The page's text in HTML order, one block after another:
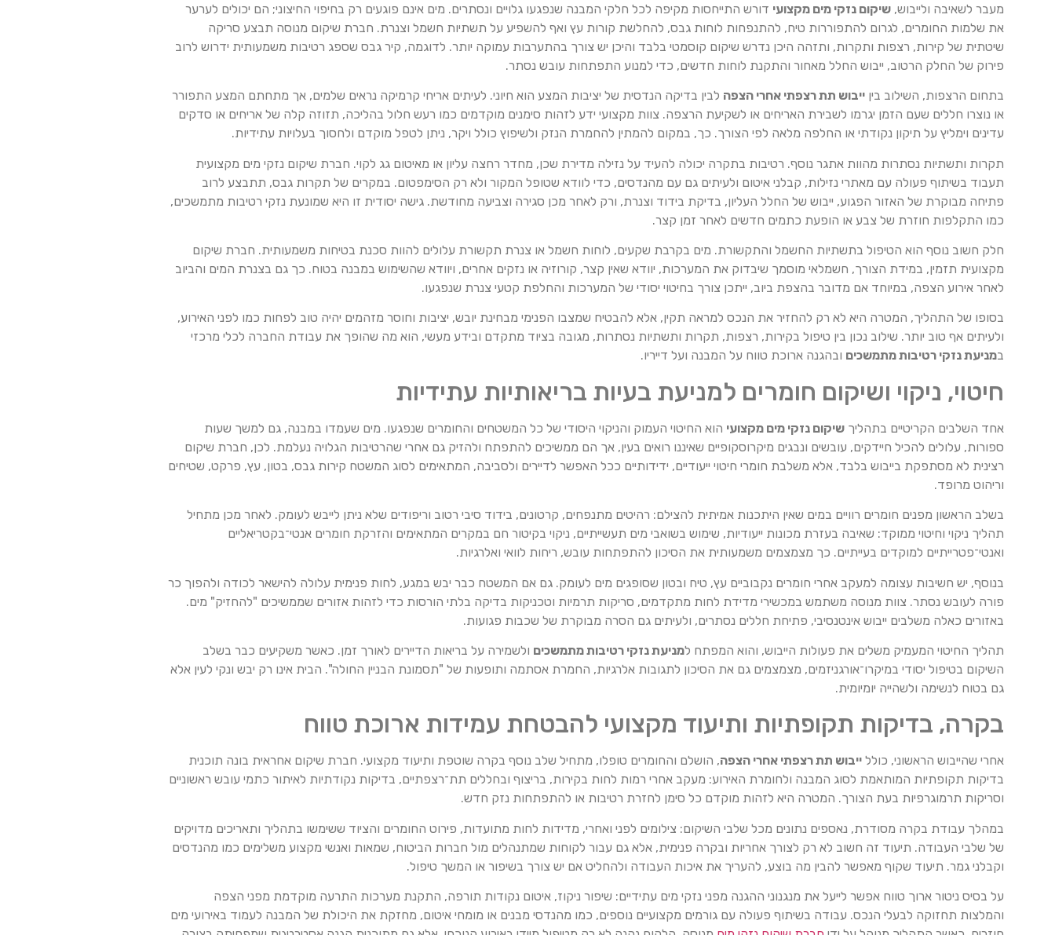
מעבר לשאיבה ולייבוש, שיקום נזקי מים מקצועי דורש התייחסות מקיפה לכל חלקי המבנה שנפגעו גלויים ונסתרים. מים אינם פוגעים רק בחיפוי החיצוני; הם יכולים לערער
את שלמות החומרים, לגרום להתפוררות טיח, להתנפחות לוחות גבס, להחלשת קורות עץ ואף להשפיע על תשתיות חשמל וצנרת. חברת שיקום מנוסה תבצע סריקה
שיטתית של קירות, רצפות ותקרות, ותזהה היכן נדרש שיקום קוסמטי בלבד והיכן יש צורך בהתערבות עמוקה יותר. לדוגמה, קיר גבס שספג רטיבות משמעותית ידרוש לרוב
פירוק של החלק הרטוב, ייבוש החלל מאחור והתקנת לוחות חדשים, כדי למנוע התפתחות עובש נסתר.
בתחום הרצפות, השילוב בין ייבוש תת רצפתי אחרי הצפה לבין בדיקה הנדסית של יציבות המצע הוא חיוני. לעיתים אריחי קרמיקה נראים שלמים, אך מתחתם המצע התפורר
או נוצרו חללים שעם הזמן יגרמו לשבירת האריחים או לשקיעת הרצפה. צוות מקצועי ידע לזהות סימנים מוקדמים כמו רעש חלול בהליכה, תזוזה קלה של אריחים או סדקים
עדינים וימליץ על תיקון נקודתי או החלפה מלאה לפי הצורך. כך, במקום להמתין להחמרת הנזק ולשיפוץ כולל ויקר, ניתן לטפל מוקדם ולחסוך בעלויות עתידיות.
תקרות ותשתיות נסתרות מהוות אתגר נוסף. רטיבות בתקרה יכולה להעיד על נזילה מדירת שכן, מחדר רחצה עליון או מאיטום גג לקוי. חברת שיקום נזקי מים מקצועית
תעבוד בשיתוף פעולה עם מאתרי נזילות, קבלני איטום ולעיתים גם עם מהנדסים, כדי לוודא שטופל המקור ולא רק הסימפטום. במקרים של תקרות גבס, תתבצע לרוב
פתיחה מבוקרת של האזור הפגוע, ייבוש של החלל העליון, בדיקת בידוד וצנרת, ורק לאחר מכן סגירה וצביעה מחודשת. גישה יסודית זו היא שמונעת נזקי רטיבות מתמשכים,
כמו התקלפות חוזרת של צבע או הופעת כתמים חדשים לאחר זמן קצר.
חלק חשוב נוסף הוא הטיפול בתשתיות החשמל והתקשורת. מים בקרבת שקעים, לוחות חשמל או צנרת תקשורת עלולים להוות סכנת בטיחות משמעותית. חברת שיקום
מקצועית תזמין, במידת הצורך, חשמלאי מוסמך שיבדוק את המערכות, יוודא שאין קצר, קורוזיה או נזקים אחרים, ויוודא שהשימוש במבנה בטוח. כך גם בצנרת המים והביוב
לאחר אירוע הצפה, במיוחד אם מדובר בהצפת ביוב, ייתכן צורך בחיטוי יסודי של המערכות והחלפת קטעי צנרת שנפגעו.
בסופו של התהליך, המטרה היא לא רק להחזיר את הנכס למראה תקין, אלא להבטיח שמצבו הפנימי מבחינת יובש, יציבות וחוסר מזהמים יהיה טוב לפחות כמו לפני האירוע,
ולעיתים אף טוב יותר. שילוב נכון בין טיפול בקירות, רצפות, תקרות ותשתיות נסתרות, מגובה בציוד מתקדם ובידע מעשי, הוא מה שהופך את עבודת החברה לכלי מרכזי
במניעת נזקי רטיבות מתמשכים ובהגנה ארוכת טווח על המבנה ועל דייריו.
חיטוי, ניקוי ושיקום חומרים למניעת בעיות בריאותיות עתידיות
אחד השלבים הקריטיים בתהליך שיקום נזקי מים מקצועי הוא החיטוי העמוק והניקוי היסודי של כל המשטחים והחומרים שנפגעו. מים שעמדו במבנה, גם למשך שעות
ספורות, עלולים להכיל חיידקים, עובשים ונבגים מיקרוסקופיים שאיננו רואים בעין, אך הם ממשיכים להתפתח ולהזיק גם אחרי שהרטיבות הגלויה נעלמת. לכן, חברת שיקום
רצינית לא מסתפקת בייבוש בלבד, אלא משלבת חומרי חיטוי ייעודיים, ידידותיים ככל האפשר לדיירים ולסביבה, המתאימים לסוג המשטח קירות גבס, בטון, עץ, פרקט, שטיחים
וריהוט מרופד.
בשלב הראשון מפנים חומרים רוויים במים שאין היתכנות אמיתית להצילם: רהיטים מתנפחים, קרטונים, בידוד סיבי רטוב וריפודים שלא ניתן לייבש לעומק. לאחר מכן מתחיל
תהליך ניקוי וחיטוי ממוקד: שאיבה בעזרת מכונות ייעודיות, שימוש בשואבי מים תעשייתיים, ניקוי בקיטור חם במקרים המתאימים והזרקת חומרים אנטי־בקטריאליים
ואנטי־פטרייתיים למוקדים בעייתיים. כך מצמצמים משמעותית את הסיכון להתפתחות עובש, ריחות לוואי ואלרגיות.
בנוסף, יש חשיבות עצומה למעקב אחרי חומרים נקבוביים עץ, טיח ובטון שסופגים מים לעומק. גם אם המשטח כבר יבש במגע, לחות פנימית עלולה להישאר לכודה ולהפוך כר
פורה לעובש נסתר. צוות מנוסה משתמש במכשירי מדידת לחות מתקדמים, סריקות תרמיות וטכניקות בדיקה בלתי הורסות כדי לזהות אזורים שממשיכים "להחזיק" מים.
באזורים כאלה משלבים ייבוש אינטנסיבי, פתיחת חללים נסתרים, ולעיתים גם הסרה מבוקרת של שכבות פגועות.
תהליך החיטוי המעמיק משלים את פעולות הייבוש, והוא המפתח למניעת נזקי רטיבות מתמשכים ולשמירה על בריאות הדיירים לאורך זמן. כאשר משקיעים כבר בשלב
השיקום בטיפול יסודי במיקרו־אורגניזמים, מצמצמים גם את הסיכון לתגובות אלרגיות, החמרת אסתמה ותופעות של "תסמונת הבניין החולה". הבית אינו רק יבש ונקי לעין אלא
גם בטוח לנשימה ולשהייה יומיומית.
בקרה, בדיקות תקופתיות ותיעוד מקצועי להבטחת עמידות ארוכת טווח
אחרי שהייבוש הראשוני, כולל ייבוש תת רצפתי אחרי הצפה, הושלם והחומרים טופלו, מתחיל שלב נוסף בקרה שוטפת ותיעוד מקצועי. חברת שיקום אחראית בונה תוכנית
בדיקות תקופתיות המותאמת לסוג המבנה ולחומרת האירוע: מעקב אחרי רמות לחות בקירות, בריצוף ובחללים תת־רצפתיים, בדיקות נקודתיות לאיתור כתמי עובש ראשוניים
וסריקות תרמוגרפיות בעת הצורך. המטרה היא לזהות מוקדם כל סימן לחזרת רטיבות או להתפתחות נזק חדש.
במהלך עבודת בקרה מסודרת, נאספים נתונים מכל שלבי השיקום: צילומים לפני ואחרי, מדידות לחות מתועדות, פירוט החומרים והציוד ששימשו בתהליך ותאריכים מדויקים
של שלבי העבודה. תיעוד זה חשוב לא רק לצורך אחריות ובקרה פנימית, אלא גם עבור לקוחות שמתנהלים מול חברות הביטוח, שמאות ואנשי מקצוע משלימים כמו מהנדסים
וקבלני גמר. תיעוד שקוף מאפשר להבין מה בוצע, להעריך את איכות העבודה ולהחליט אם יש צורך בשיפור או המשך טיפול.
על בסיס ניטור ארוך טווח אפשר לייעל את מנגנוני ההגנה מפני נזקי מים עתידיים: שיפור ניקוז, איטום נקודות תורפה, התקנת מערכות התרעה מוקדמת מפני הצפה
והמלצות תחזוקה לבעלי הנכס. עבודה בשיתוף פעולה עם גורמים מקצועיים נוספים, כמו מהנדסי מבנים או מומחי איטום, מחזקת את היכולת של המבנה לעמוד באירועי מים